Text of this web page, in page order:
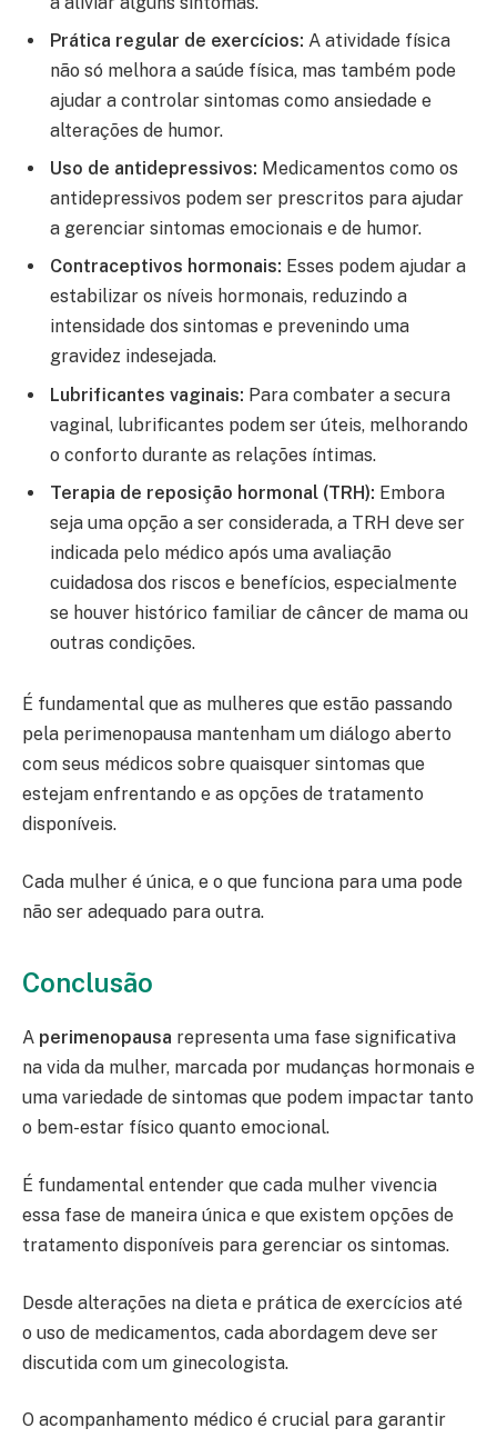
Prática regular de exercícios: A atividade física
não só melhora a saúde física, mas também pode
ajudar a controlar sintomas como ansiedade e
alterações de humor.
Uso de antidepressivos: Medicamentos como os
antidepressivos podem ser prescritos para ajudar
a gerenciar sintomas emocionais e de humor.
Contraceptivos hormonais: Esses podem ajudar a
estabilizar os níveis hormonais, reduzindo a
intensidade dos sintomas e prevenindo uma
gravidez indesejada.
Lubrificantes vaginais: Para combater a secura
vaginal, lubrificantes podem ser úteis, melhorando
o conforto durante as relações íntimas.
Terapia de reposição hormonal (TRH): Embora
seja uma opção a ser considerada, a TRH deve ser
indicada pelo médico após uma avaliação
cuidadosa dos riscos e benefícios, especialmente
se houver histórico familiar de câncer de mama ou
outras condições.
É fundamental que as mulheres que estão passando
pela perimenopausa mantenham um diálogo aberto
com seus médicos sobre quaisquer sintomas que
estejam enfrentando e as opções de tratamento
disponíveis.
Cada mulher é única, e o que funciona para uma pode
não ser adequado para outra.
Conclusão
A perimenopausa representa uma fase significativa
na vida da mulher, marcada por mudanças hormonais e
uma variedade de sintomas que podem impactar tanto
o bem-estar físico quanto emocional.
É fundamental entender que cada mulher vivencia
essa fase de maneira única e que existem opções de
tratamento disponíveis para gerenciar os sintomas.
Desde alterações na dieta e prática de exercícios até
o uso de medicamentos, cada abordagem deve ser
discutida com um ginecologista.
O acompanhamento médico é crucial para garantir